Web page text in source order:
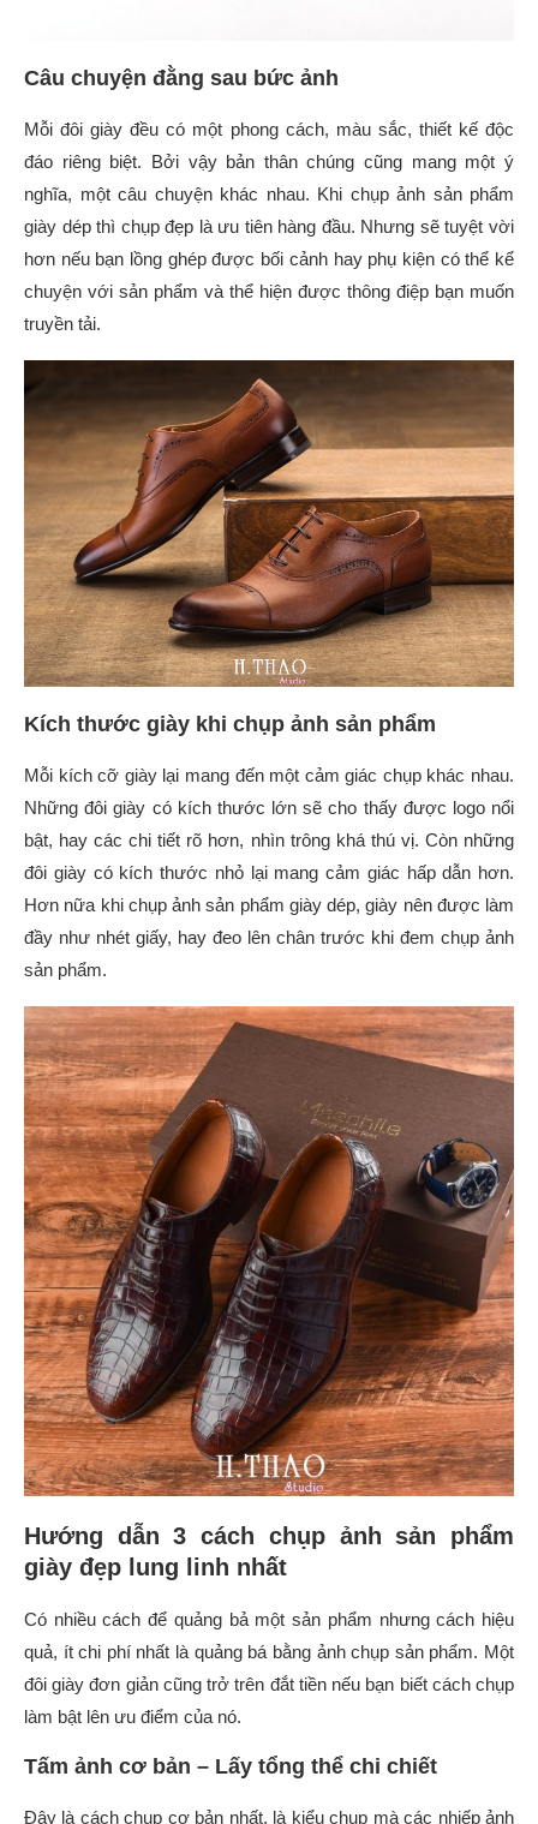
Câu chuyện đằng sau bức ảnh
Mỗi đôi giày đều có một phong cách, màu sắc, thiết kế độc
đáo riêng biệt. Bởi vậy bản thân chúng cũng mang một ý
nghĩa, một câu chuyện khác nhau. Khi chụp ảnh sản phẩm
giày dép thì chụp đẹp là ưu tiên hàng đầu. Nhưng sẽ tuyệt vời
hơn nếu bạn lồng ghép được bối cảnh hay phụ kiện có thể kể
chuyện với sản phẩm và thể hiện được thông điệp bạn muốn
truyền tải.
Kích thước giày khi chụp ảnh sản phẩm
Mỗi kích cỡ giày lại mang đến một cảm giác chụp khác nhau.
Những đôi giày có kích thước lớn sẽ cho thấy được logo nổi
bật, hay các chi tiết rõ hơn, nhìn trông khá thú vị. Còn những
đôi giày có kích thước nhỏ lại mang cảm giác hấp dẫn hơn.
Hơn nữa khi chụp ảnh sản phẩm giày dép, giày nên được làm
đầy như nhét giấy, hay đeo lên chân trước khi đem chụp ảnh
sản phẩm.
Hướng dẫn 3 cách chụp ảnh sản phẩm
giày đẹp lung linh nhất
Có nhiều cách để quảng bả một sản phẩm nhưng cách hiệu
quả, ít chi phí nhất là quảng bá bằng ảnh chụp sản phẩm. Một
đôi giày đơn giản cũng trở trên đắt tiền nếu bạn biết cách chụp
làm bật lên ưu điểm của nó.
Tấm ảnh cơ bản – Lấy tổng thể chi chiết
Đây là cách chụp cơ bản nhất, là kiểu chụp mà các nhiếp ảnh